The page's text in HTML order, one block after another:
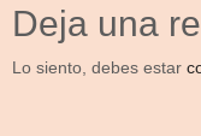
Deja una
Lo siento, debes estar